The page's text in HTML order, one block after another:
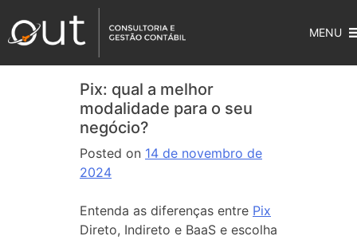
MENU
Pix: qual a melhor
modalidade para o seu
negócio?
Posted on 14 de novembro de
2024
Entenda as diferenças entre Pix
Direto, Indireto e BaaS e escolha